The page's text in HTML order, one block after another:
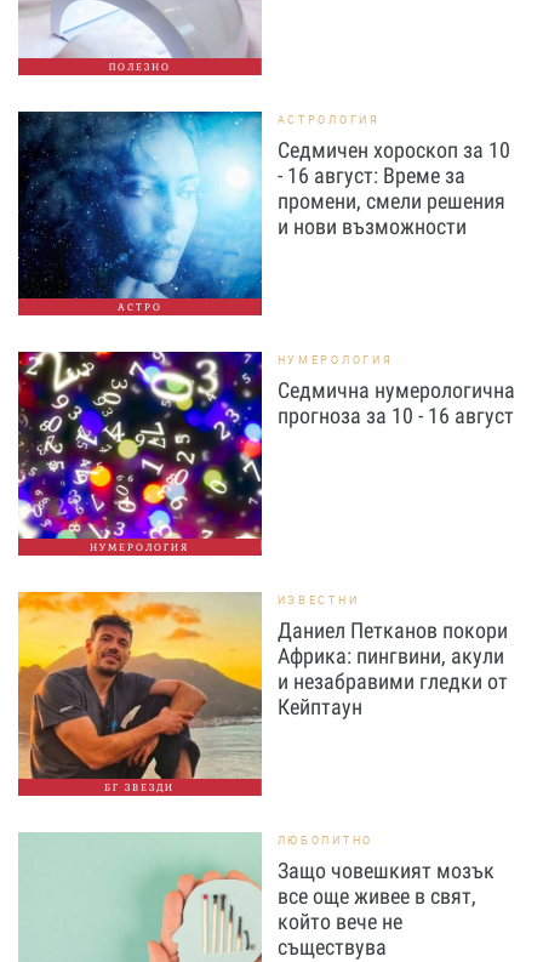
ПОЛЕЗНО
АСТРО
АСТРОЛОГИЯ
Седмичен хороскоп за 10
- 16 август: Време за
промени, смели решения
и нови възможности
НУМЕРОЛОГИЯ
НУМЕРОЛОГИЯ
Седмична нумерологична
прогноза за 10 - 16 август
БГ ЗВЕЗДИ
ИЗВЕСТНИ
Даниел Петканов покори
Африка: пингвини, акули
и незабравими гледки от
Кейптаун
ЛЮБОПИТНО
Защо човешкият мозък
все още живее в свят,
който вече не
съществува